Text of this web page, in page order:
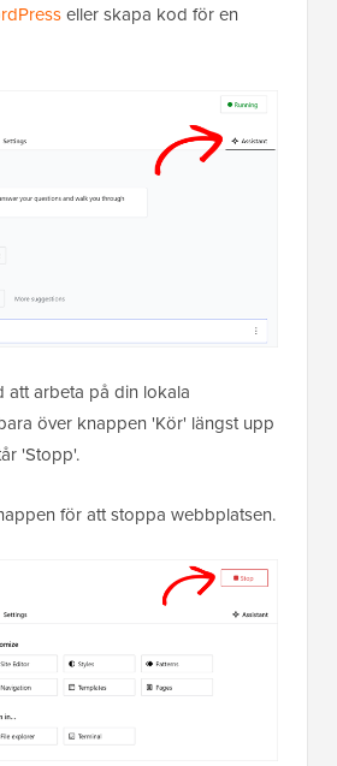
eller skapa kod för en
att arbeta på din lokala
över knappen 'Kör' längst upp
'Stopp'.
för att stoppa webbplatsen.